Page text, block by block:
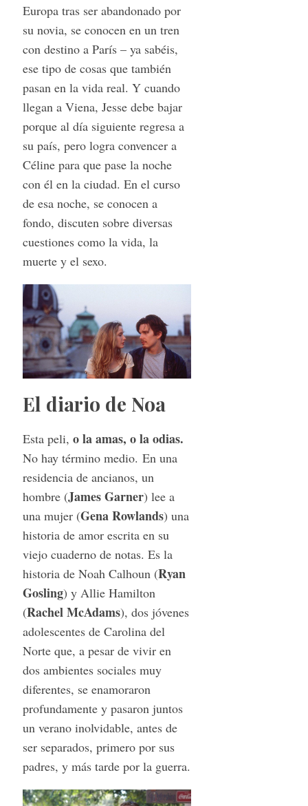
Europa tras ser abandonado por
su novia, se conocen en un tren
con destino a París – ya sabéis,
ese tipo de cosas que también
pasan en la vida real. Y cuando
llegan a Viena, Jesse debe bajar
porque al día siguiente regresa a
su país, pero logra convencer a
Céline para que pase la noche
con él en la ciudad. En el curso
de esa noche, se conocen a
fondo, discuten sobre diversas
cuestiones como la vida, la
muerte y el sexo.
El diario de Noa
Esta peli, o la amas, o la odias.
No hay término medio. En una
residencia de ancianos, un
hombre (James Garner) lee a
una mujer (Gena Rowlands) una
historia de amor escrita en su
viejo cuaderno de notas. Es la
historia de Noah Calhoun (Ryan
Gosling) y Allie Hamilton
(Rachel McAdams), dos jóvenes
adolescentes de Carolina del
Norte que, a pesar de vivir en
dos ambientes sociales muy
diferentes, se enamoraron
profundamente y pasaron juntos
un verano inolvidable, antes de
ser separados, primero por sus
padres, y más tarde por la guerra.